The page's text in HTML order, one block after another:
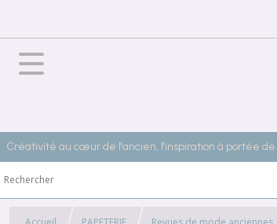
Créativité au cœur de l'ancien, l'inspiration à portée